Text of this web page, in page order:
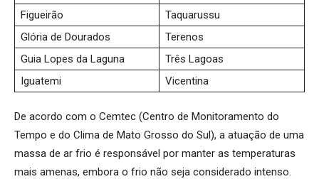
Figueirão
Taquarussu
Glória de Dourados
Terenos
Guia Lopes da Laguna
Três Lagoas
Iguatemi
Vicentina
De acordo com o Cemtec (Centro de Monitoramento do
Tempo e do Clima de Mato Grosso do Sul), a atuação de uma
massa de ar frio é responsável por manter as temperaturas
mais amenas, embora o frio não seja considerado intenso.